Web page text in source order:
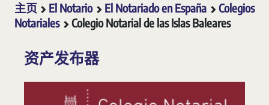
主页 El Notario El Notariado en España
Colegios
Notariales
Colegio Notarial de las Islas Baleares
资产发布器